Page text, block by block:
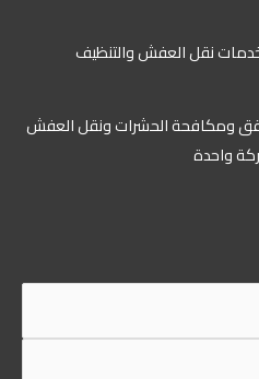
ومكافحة الحشرات ونقل العفش
واحدة